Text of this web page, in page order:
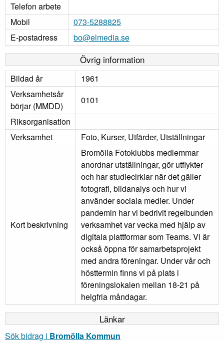
Telefon arbete
Mobil
073-5288825
E-postadress
bo@elmedia.se
Övrig information
Bildad år
1961
Verksamhetsår
börjar (MMDD)
0101
Riksorganisation
Verksamhet
Foto, Kurser, Utfärder, Utställningar
Kort beskrivning
Bromölla Fotoklubbs medlemmar
anordnar utställningar, gör utflykter
och har studiecirklar när det gäller
fotografi, bildanalys och hur vi
använder sociala medier. Under
pandemin har vi bedrivit regelbunden
verksamhet var vecka med hjälp av
digitala plattformar som Teams. Vi är
också öppna för samarbetsprojekt
med andra föreningar. Under vår och
hösttermin finns vi på plats i
föreningslokalen mellan 18-21 på
helgfria måndagar.
Länkar
Sök bidrag i Bromölla Kommun